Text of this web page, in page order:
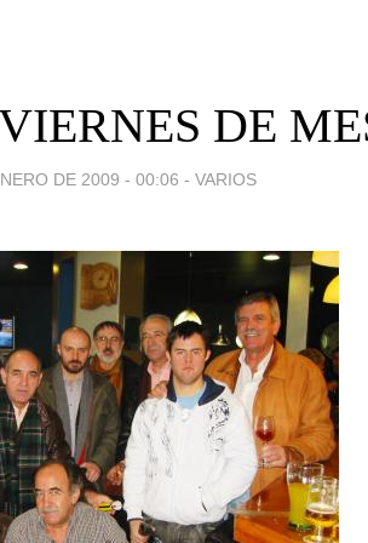
DE
DE 2009 - 00:06 - VARIOS